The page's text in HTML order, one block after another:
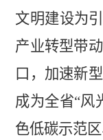
文明建设为
产业转型带
口，加速新
成为全省“风
色低碳示范